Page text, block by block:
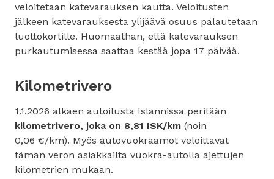
veloitetaan katevarauksen kautta. Veloitusten
jälkeen katevarauksesta ylijäävä osuus palautetaan
luottokortille. Huomaathan, että katevarauksen
purkautumisessa saattaa kestää jopa 17 päivää.
Kilometrivero
1.1.2026 alkaen autoilusta Islannissa peritään
kilometrivero, joka on 8,81 ISK/km (noin
0,06 €/km). Myös autovuokraamot veloittavat
tämän veron asiakkailta vuokra-autolla ajettujen
kilometrien mukaan.